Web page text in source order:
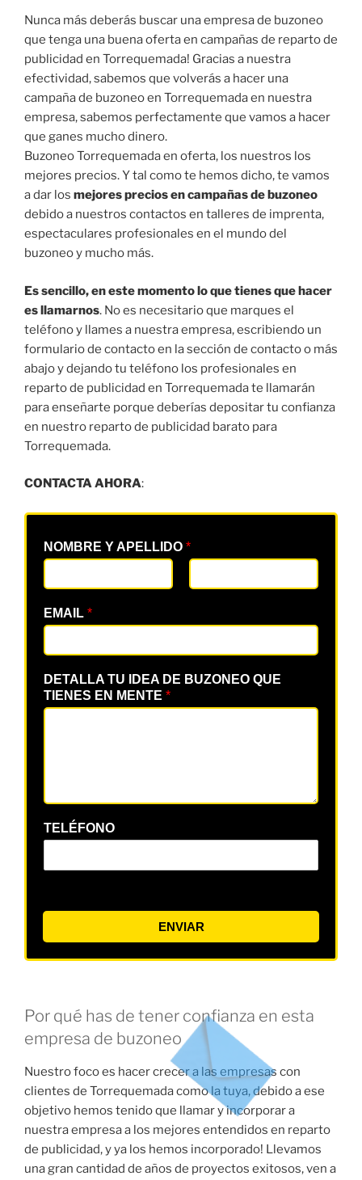
Nunca más deberás buscar una empresa de buzoneo
que tenga una buena oferta en campañas de reparto de
publicidad en Torrequemada! Gracias a nuestra
efectividad, sabemos que volverás a hacer una
campaña de buzoneo en Torrequemada en nuestra
empresa, sabemos perfectamente que vamos a hacer
que ganes mucho dinero.
Buzoneo Torrequemada en oferta, los nuestros los
mejores precios. Y tal como te hemos dicho, te vamos
a dar los mejores precios en campañas de buzoneo
debido a nuestros contactos en talleres de imprenta,
espectaculares profesionales en el mundo del
buzoneo y mucho más.
Es sencillo, en este momento lo que tienes que hacer
es llamarnos. No es necesitario que marques el
teléfono y llames a nuestra empresa, escribiendo un
formulario de contacto en la sección de contacto o más
abajo y dejando tu teléfono los profesionales en
reparto de publicidad en Torrequemada te llamarán
para enseñarte porque deberías depositar tu confianza
en nuestro reparto de publicidad barato para
Torrequemada.
CONTACTA AHORA:
NOMBRE Y APELLIDO *
EMAIL *
DETALLA TU IDEA DE BUZONEO QUE
TIENES EN MENTE *
TELÉFONO
ENVIAR
Por qué has de tener confianza en esta
empresa de buzoneo
Nuestro foco es hacer crecer a las empresas con
clientes de Torrequemada como la tuya, debido a ese
objetivo hemos tenido que llamar y incorporar a
nuestra empresa a los mejores entendidos en reparto
de publicidad, y ya los hemos incorporado! Llevamos
una gran cantidad de años de proyectos exitosos, ven a